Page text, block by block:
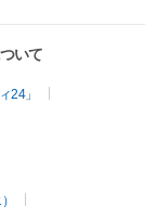
いて
24」